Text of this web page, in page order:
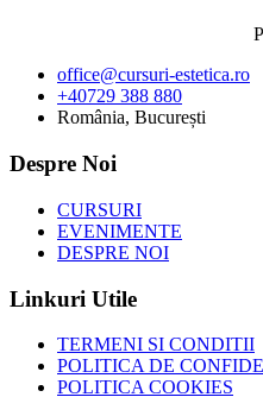
office@cursuri-estetica.ro
+40729 388 880
România, București
Despre Noi
CURSURI
EVENIMENTE
DESPRE NOI
Linkuri Utile
TERMENI SI CONDITII
POLITICA DE
POLITICA COOKIES